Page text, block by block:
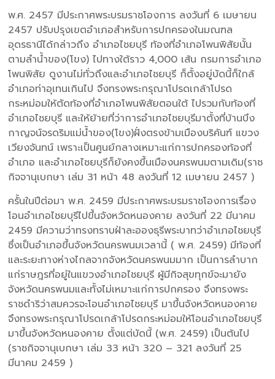
พ.ศ. 2457 มีประกาศพระบรมราชโองการ ลงวันที่ 6 เมษายน
2457 ปรับปรุงเขตอำเภอสำหรับการปกครองในมณฑล
อุดรธานีได้กล่าวถึง อำเภอไชยบุรี ท้องที่อำเภอโพนพิสัยนั้น
ตามลำน้ำของ(โขง) ไปทางใต้ราว 4,000 เส้น กรมการอำเภอ
โพนพิสัย ดูงานไม่ทั่วถึงและอำเภอไชยบุรี ก็ตั้งอยู่บัดนี้ก็ใกล้
อำเภอท่าอุเทนเกินไป จึงทรงพระกรุณาโปรดเกล้าโปรด
กระหม่อมให้ตัดท้องที่อำเภอโพนพิสัยตอนใต้ ไปรวมกับท้องที่
อำเภอไชยบุรี และให้ย้ายที่ว่าการอำเภอไชยบุรีมาตั้งที่บ้านบึง
กาญจน์จรดริมแม่น้ำของ(โขง)ฝั่งตรงข้ามเมืองบริคันฑ์ แขวง
เวียงจันทน์ เพราะเป็นศูนย์กลางเหมาะแก่การปกครองท้องที่
อำเภอ และอำเภอไชยบุรีก็ยังคงขึ้นเมืองนครพนมตามเดิม(ราช
กิจจานุเบกษา เล่ม 31 หน้า 48 ลงวันที่ 12 เมษายน 2457 )
ครั้นในปีต่อมา พ.ศ. 2459 มีประกาศพระบรมราชโองการเรื่อง
โอนอำเภอไชยบุรีไปขึ้นจังหวัดหนองคาย ลงวันที่ 22 มีนาคม
2459 มีความว่าทรงทราบฝ่าละอองธุรีพระบาทว่าอำเภอไชยบุรี
ซึ่งเป็นอำเภอขึ้นจังหวัดนครพนมเวลานี้ ( พ.ศ. 2459) มีท้องที่
และระยะทางห่างไกลจากจังหวัดนครพนมมาก เป็นการลำบาก
แก่ราษฎรที่อยู่ในแขวงอำเภอไชยบุรี ผู้มีกิจสุขทุกข์จะมายัง
จังหวัดนครพนมและทั้งไม่เหมาะแก่การปกครอง จึงทรงพระ
ราชดำริว่าสมควรจะโอนอำเภอไชยบุรี มาขึ้นจังหวัดหนองคาย
จึงทรงพระกรุณาโปรดเกล้าโปรดกระหม่อมให้โอนอำเภอไชยบุรี
มาขึ้นจังหวัดหนองคาย ตั้งแต่บัดนี้ (พ.ศ. 2459) เป็นต้นไป
(ราชกิจจานุเบกษา เล่ม 33 หน้า 320 – 321 ลงวันที่ 25
มีนาคม 2459 )